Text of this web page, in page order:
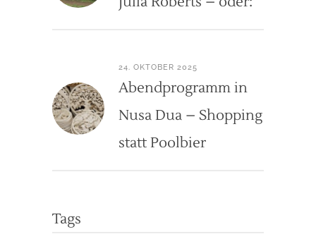
24. OKTOBER 2025
Abendprogramm in
Nusa Dua – Shopping
statt Poolbier
Tags